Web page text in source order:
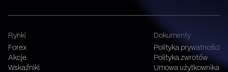
Rynki
Forex
Akcje
Wskaźniki
Dokumenty
Polityka prywatności
Polityka zwrotów
Umowa użytkownika